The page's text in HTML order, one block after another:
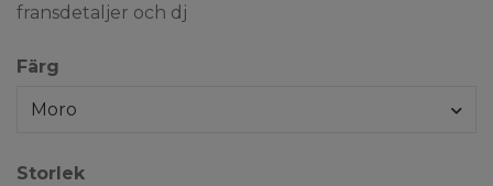
fransdetaljer och dj
Färg
Moro
Storlek